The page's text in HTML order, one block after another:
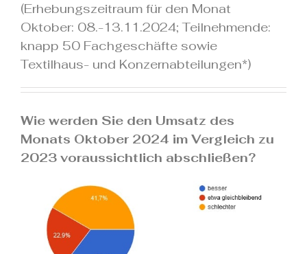
(Erhebungszeitraum für den Monat
Oktober: 08.-13.11.2024; Teilnehmende:
knapp 50 Fachgeschäfte sowie
Textilhaus- und Konzernabteilungen*)
Wie werden Sie den Umsatz des
Monats Oktober 2024 im Vergleich zu
2023 voraussichtlich abschließen?